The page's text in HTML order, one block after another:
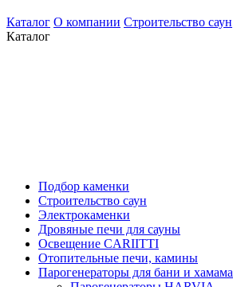
Каталог О компании Строительство саун
Каталог
Подбор каменки
Строительство саун
Электрокаменки
Дровяные печи для сауны
Освещение CARIITTI
Отопительные печи, камины
Парогенераторы для бани и хамама